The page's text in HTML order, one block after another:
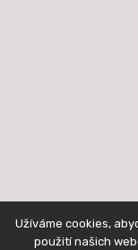
Užíváme cookies,
použití našich